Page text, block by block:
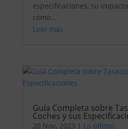
especificaciones, su
cómo...
Leer más
Guía Completa sobre
Coches y sus
20 Nov, 2023 | Lo último